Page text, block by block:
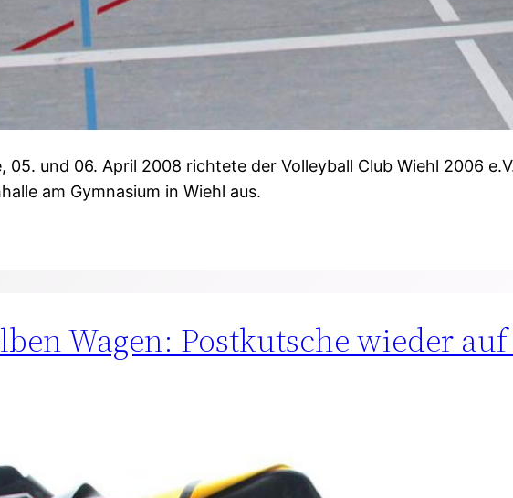
05. und 06. April 2008 richtete der Volleyball Club Wiehl 2006
am Gymnasium in Wiehl aus.
Wagen: Postkutsche wieder